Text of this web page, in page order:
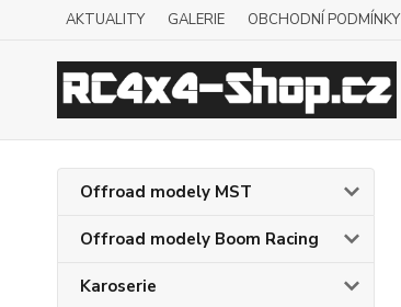
AKTUALITY GALERIE OBCHODNÍ PODMÍNKY
Offroad modely MST
Offroad modely Boom Racing
Karoserie